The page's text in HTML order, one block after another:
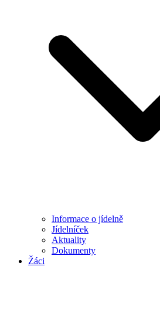
Informace o jídelně
Jídelníček
Aktuality
Dokumenty
Žáci